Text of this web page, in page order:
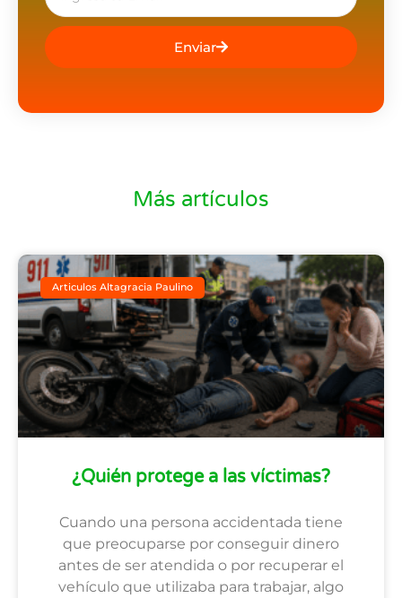
Enviar
Más artículos
Articulos Altagracia Paulino
¿Quién protege a las víctimas?
Cuando una persona accidentada tiene
que preocuparse por conseguir dinero
antes de ser atendida o por recuperar el
vehículo que utilizaba para trabajar, algo